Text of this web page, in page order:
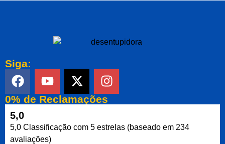
Siga:
0% de Reclamações
5,0
5,0 Classificação com 5 estrelas (baseado em 234
avaliações)